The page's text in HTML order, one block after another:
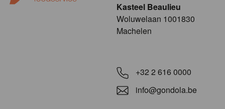
Kasteel Beaulieu
​​​Woluwelaan 1001830
Machelen
+32 2 616 0000
info@gondola.be